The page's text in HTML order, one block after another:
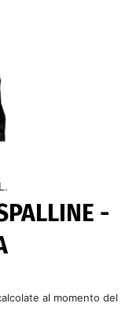
-
al momento del